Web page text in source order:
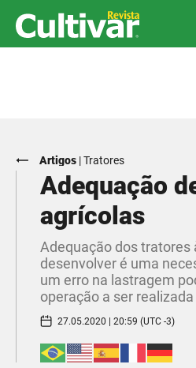
Artigos |Tratores
Adequação
agrícolas
Adequação dos tratores
desenvolver é uma
um erro na lastragem
operação a ser realizada
27.05.2020 | 20:59 (UTC -3)